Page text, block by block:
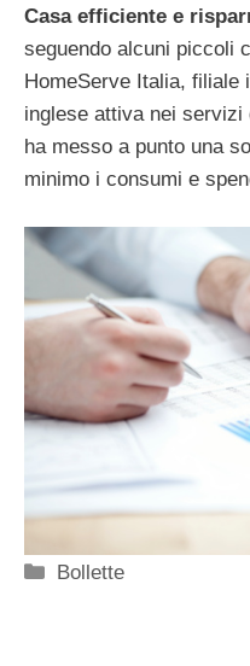
Casa efficiente e
seguendo alcuni piccoli
HomeServe Italia, filiale
inglese attiva nei
ha messo a punto una
minimo i consumi e
Categorie
Bollette